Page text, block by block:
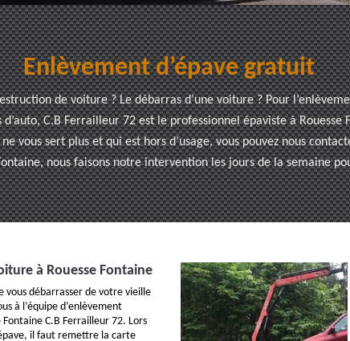
Enlèvement d’épave gratuit
de voiture ? Le débarras d’une voiture ? Pour
C.B Ferrailleur 72 est le professionnel épaviste à Rouesse
vous sert plus et qui est hors d’usage, vous pouvez nous
nous faisons notre intervention les jours de la semaine
à Rouesse Fontaine
vous débarrasser de votre vieille
à l’équipe d’enlèvement
Fontaine C.B Ferrailleur 72. Lors
il faut remettre la carte